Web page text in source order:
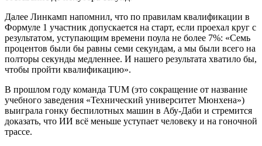
Далее Линкамп напомнил, что по правилам квалификации в
Формуле 1 участник допускается на старт, если проехал круг с
результатом, уступающим времени поула не более 7%: «Семь
процентов были бы равны семи секундам, а мы были всего на
полторы секунды медленнее. И нашего результата хватило бы,
чтобы пройти квалификацию».
В прошлом году команда TUM (это сокращение от название
учебного заведения «Технический университет Мюнхена»)
выиграла гонку беспилотных машин в Абу-Даби и стремится
доказать, что ИИ всё меньше уступает человеку и на гоночной
трассе.